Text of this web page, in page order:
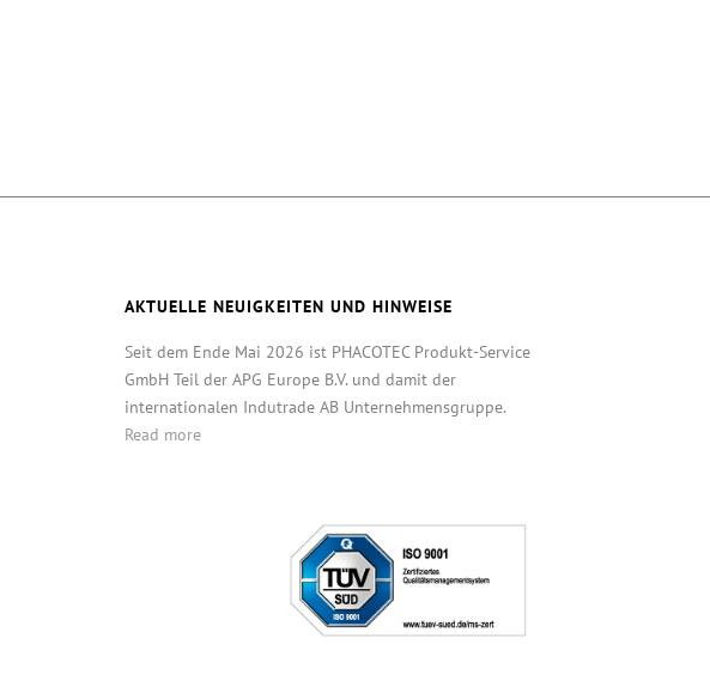
AKTUELLE NEUIGKEITEN UND HINWEISE
Seit dem Ende Mai 2026 ist PHACOTEC Produkt-Service
GmbH Teil der APG Europe B.V. und damit der
internationalen Indutrade AB Unternehmensgruppe.
Read more